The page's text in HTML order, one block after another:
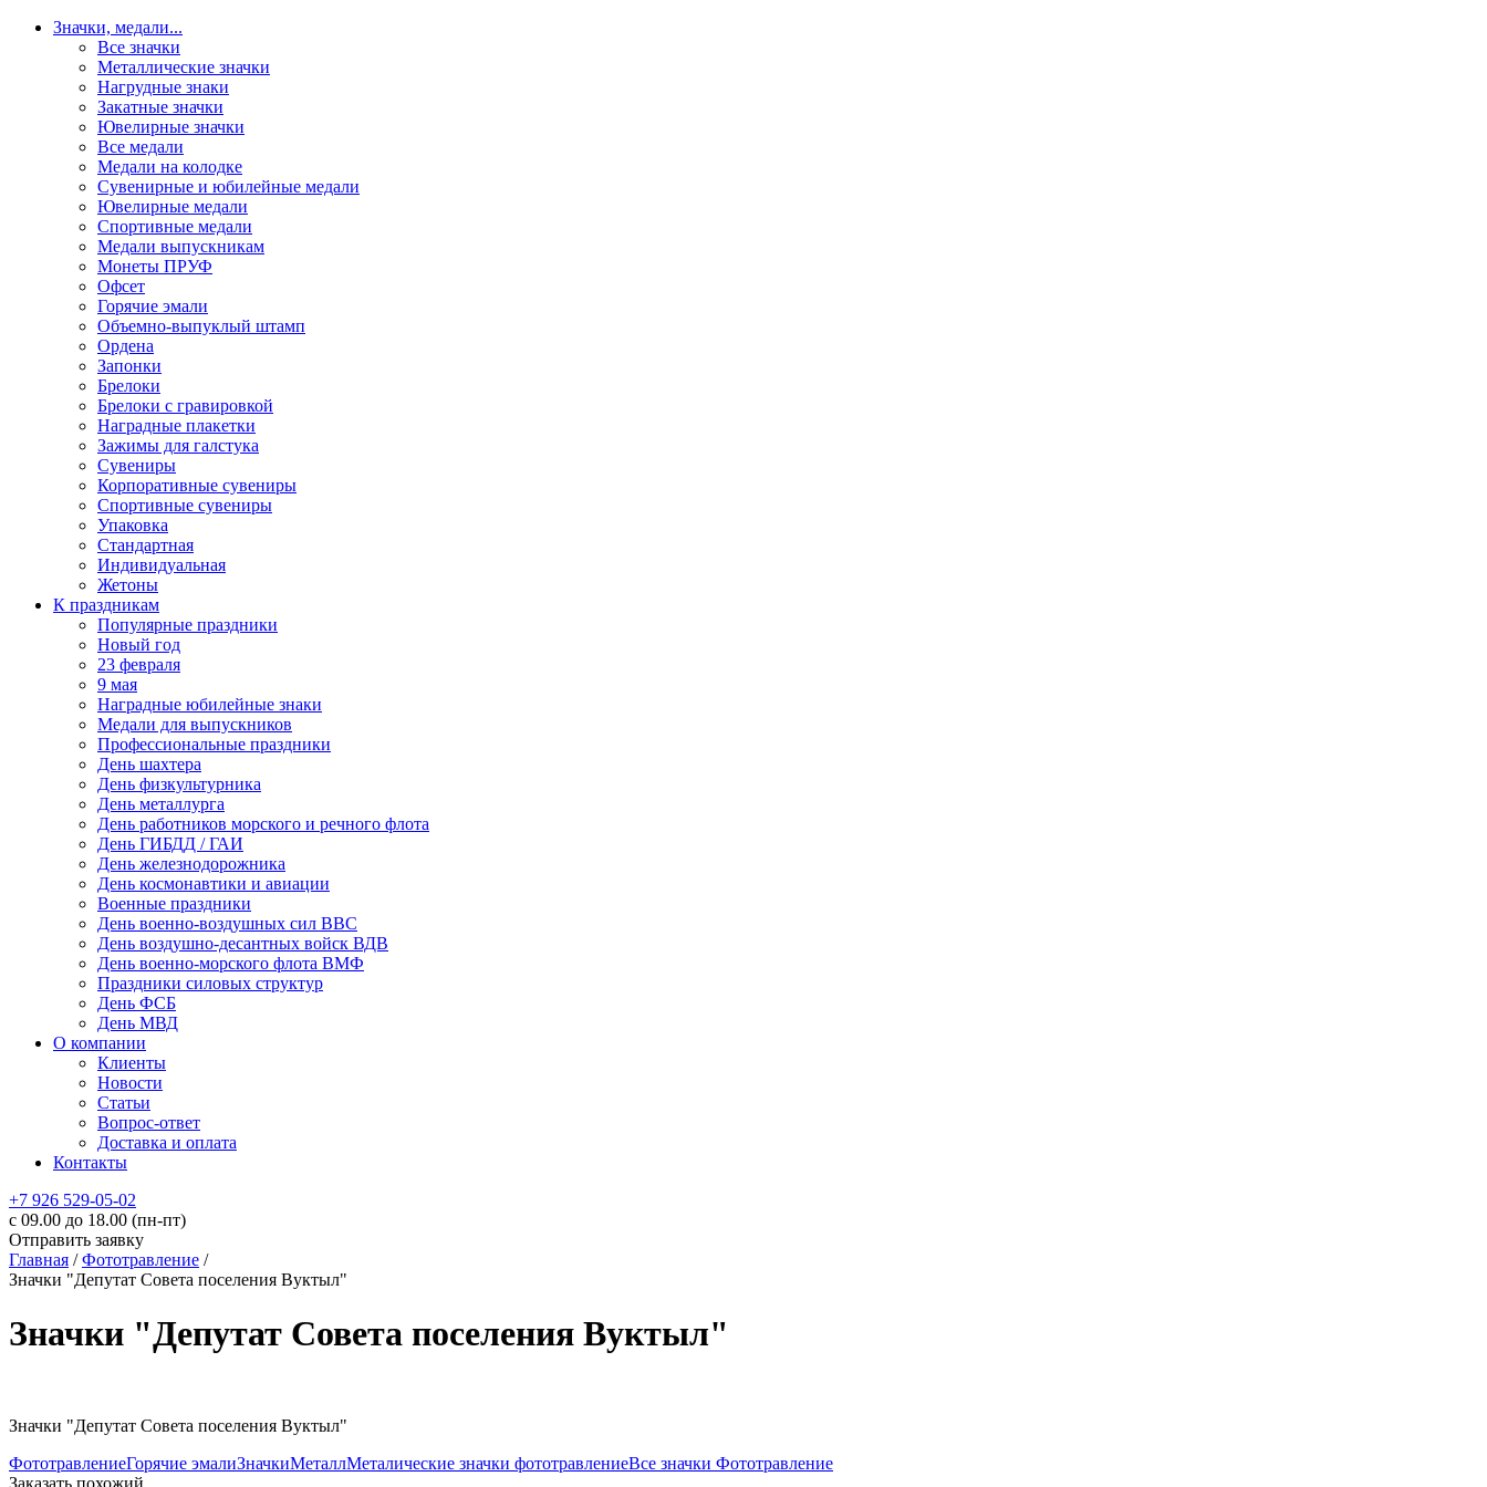
Значки, медали...
Все значки
Металлические значки
Нагрудные знаки
Закатные значки
Ювелирные значки
Все медали
Медали на колодке
Сувенирные и юбилейные медали
Ювелирные медали
Спортивные медали
Медали выпускникам
Монеты ПРУФ
Офсет
Горячие эмали
Объемно-выпуклый штамп
Ордена
Запонки
Брелоки
Брелоки с гравировкой
Наградные плакетки
Зажимы для галстука
Сувениры
Корпоративные сувениры
Спортивные сувениры
Упаковка
Стандартная
Индивидуальная
Жетоны
К праздникам
Популярные праздники
Новый год
23 февраля
9 мая
Наградные юбилейные знаки
Медали для выпускников
Профессиональные праздники
День шахтера
День физкультурника
День металлурга
День работников морского и речного флота
День ГИБДД / ГАИ
День железнодорожника
День космонавтики и авиации
Военные праздники
День военно-воздушных сил ВВС
День воздушно-десантных войск ВДВ
День военно-морского флота ВМФ
Праздники силовых структур
День ФСБ
День МВД
О компании
Клиенты
Новости
Статьи
Вопрос-ответ
Доставка и оплата
Контакты
+7 926 529-05-02
c 09.00 до 18.00 (пн-пт)
Отправить заявку
Главная /Фототравление /
Значки "Депутат Совета поселения Вуктыл"
Значки "Депутат Совета поселения Вуктыл"
Значки "Депутат Совета поселения Вуктыл"
ФототравлениеГорячие эмалиЗначкиМеталлМеталические значки фототравлениеВсе значки Фототравление
Заказать похожий